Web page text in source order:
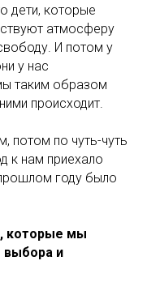
дети, которые
атмосферу
И потом у
у нас
таким образом
происходит.
потом по чуть-чуть
к нам приехало
году было
которые мы
выбора и